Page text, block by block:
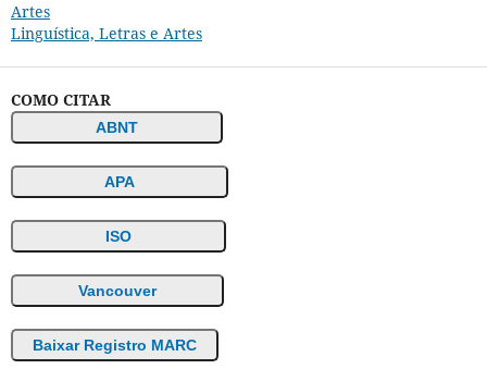
Artes
Linguística, Letras e Artes
COMO CITAR
ABNT
APA
ISO
Vancouver
Baixar Registro MARC